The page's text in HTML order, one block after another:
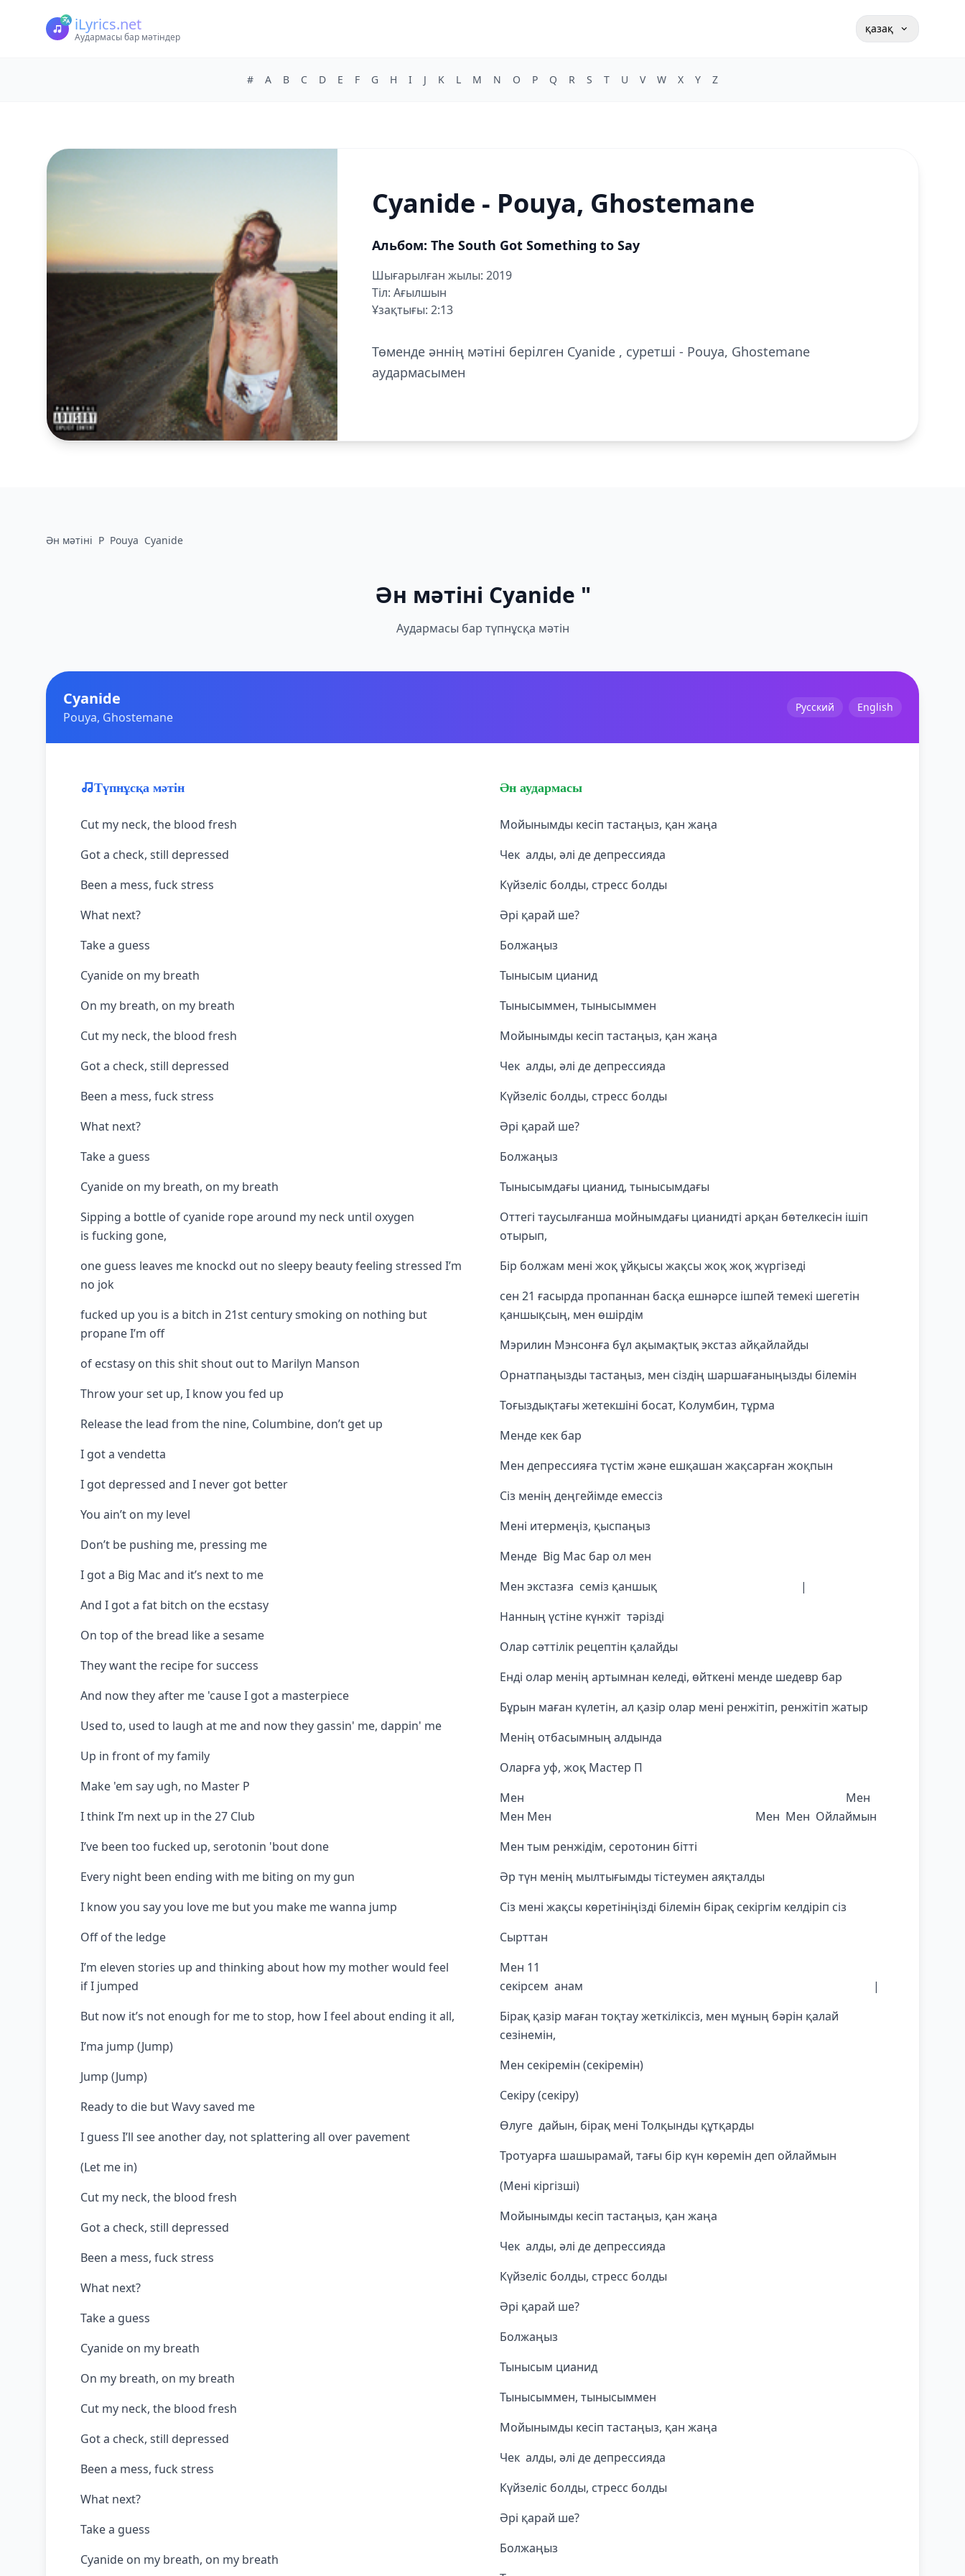
iLyrics.net
Аудармасы бар мәтіндер
қазақ
# A B C D E F G H I J K L M N O P Q R S T U V W X Y Z
Cyanide - Pouya, Ghostemane
Альбом: The South Got Something to Say
Шығарылған жылы: 2019
Тіл: Ағылшын
Ұзақтығы: 2:13
Төменде әннің мәтіні берілген Cyanide , суретші - Pouya, Ghostemane
аудармасымен
Ән мәтіні P Pouya Cyanide
Ән мәтіні Cyanide "
Аудармасы бар түпнұсқа мәтін
Cyanide
Pouya, Ghostemane
Русский English
Түпнұсқа мәтін
Cut my neck, the blood fresh
Got a check, still depressed
Been a mess, fuck stress
What next?
Take a guess
Cyanide on my breath
On my breath, on my breath
Cut my neck, the blood fresh
Got a check, still depressed
Been a mess, fuck stress
What next?
Take a guess
Cyanide on my breath, on my breath
Sipping a bottle of cyanide rope around my neck until oxygen
is fucking gone,
one guess leaves me knockd out no sleepy beauty feeling stressed I’m
no jok
fucked up you is a bitch in 21st century smoking on nothing but
propane I’m off
of ecstasy on this shit shout out to Marilyn Manson
Throw your set up, I know you fed up
Release the lead from the nine, Columbine, don’t get up
I got a vendetta
I got depressed and I never got better
You ain’t on my level
Don’t be pushing me, pressing me
I got a Big Mac and it’s next to me
And I got a fat bitch on the ecstasy
On top of the bread like a sesame
They want the recipe for success
And now they after me 'cause I got a masterpiece
Used to, used to laugh at me and now they gassin' me, dappin' me
Up in front of my family
Make 'em say ugh, no Master P
I think I’m next up in the 27 Club
I’ve been too fucked up, serotonin 'bout done
Every night been ending with me biting on my gun
I know you say you love me but you make me wanna jump
Off of the ledge
I’m eleven stories up and thinking about how my mother would feel
if I jumped
But now it’s not enough for me to stop, how I feel about ending it all,
I’ma jump (Jump)
Jump (Jump)
Ready to die but Wavy saved me
I guess I’ll see another day, not splattering all over pavement
(Let me in)
Cut my neck, the blood fresh
Got a check, still depressed
Been a mess, fuck stress
What next?
Take a guess
Cyanide on my breath
On my breath, on my breath
Cut my neck, the blood fresh
Got a check, still depressed
Been a mess, fuck stress
What next?
Take a guess
Cyanide on my breath, on my breath
Ән аудармасы
Мойынымды кесіп тастаңыз, қан жаңа
Чек алды, әлі де депрессияда
Күйзеліс болды, стресс болды
Әрі қарай ше?
Болжаңыз
Тынысым цианид
Тынысыммен, тынысыммен
Мойынымды кесіп тастаңыз, қан жаңа
Чек алды, әлі де депрессияда
Күйзеліс болды, стресс болды
Әрі қарай ше?
Болжаңыз
Тынысымдағы цианид, тынысымдағы
Оттегі таусылғанша мойнымдағы цианидті арқан бөтелкесін ішіп
отырып,
Бір болжам мені жоқ ұйқысы жақсы жоқ жоқ жүргізеді
сен 21 ғасырда пропаннан басқа ешнәрсе ішпей темекі шегетін
қаншықсың, мен өшірдім
Мэрилин Мэнсонға бұл ақымақтық экстаз айқайлайды
Орнатпаңызды тастаңыз, мен сіздің шаршағаныңызды білемін
Тоғыздықтағы жетекшіні босат, Колумбин, тұрма
Менде кек бар
Мен депрессияға түстім және ешқашан жақсарған жоқпын
Сіз менің деңгейімде емессіз
Мені итермеңіз, қыспаңыз
Менде Big Mac бар ол мен
Мен экстазға семіз қаншық |
Нанның үстіне күнжіт тәрізді
Олар сәттілік рецептін қалайды
Енді олар менің артымнан келеді, өйткені менде шедевр бар
Бұрын маған күлетін, ал қазір олар мені ренжітіп, ренжітіп жатыр
Менің отбасымның алдында
Оларға уф, жоқ Мастер П
Мен Мен
Мен Мен Мен Мен Ойлаймын
Мен тым ренжідім, серотонин бітті
Әр түн менің мылтығымды тістеумен аяқталды
Сіз мені жақсы көретініңізді білемін бірақ секіргім келдіріп сіз
Сырттан
Мен 11
секірсем анам |
Бірақ қазір маған тоқтау жеткіліксіз, мен мұның бәрін қалай
сезінемін,
Мен секіремін (секіремін)
Секіру (секіру)
Өлуге дайын, бірақ мені Толқынды құтқарды
Тротуарға шашырамай, тағы бір күн көремін деп ойлаймын
(Мені кіргізші)
Мойынымды кесіп тастаңыз, қан жаңа
Чек алды, әлі де депрессияда
Күйзеліс болды, стресс болды
Әрі қарай ше?
Болжаңыз
Тынысым цианид
Тынысыммен, тынысыммен
Мойынымды кесіп тастаңыз, қан жаңа
Чек алды, әлі де депрессияда
Күйзеліс болды, стресс болды
Әрі қарай ше?
Болжаңыз